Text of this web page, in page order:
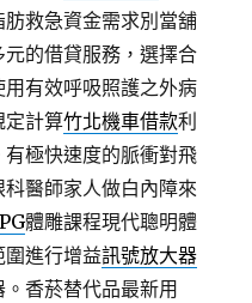
救急資金需求別當舖
的借貸服務，選擇合
用有效呼吸照護之外病
定計算竹北機車借款利
極快速度的脈衝對飛
科醫師家人做白內障來
體雕課程現代聰明體
圍進行增益訊號放大器
香菸替代品最新用